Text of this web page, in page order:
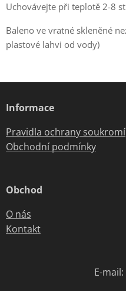
Uchovávejte při teplotě 2-8
Baleno ve vratné skleněné
plastové lahvi od vody)
Informace
Pravidla ochrany soukromí
Obchodní podmínky
Obchod
O nás
Kontakt
E-mail: